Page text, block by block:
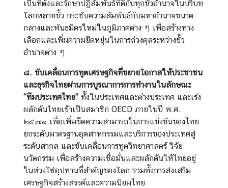
บ
า
ย
ก
า
ร
ต่
า
ง
ป
ร
ะ
เ
ท
ศ
เป็นที่ตั้งและรักษาปฏิสัมพันธ์ที่ดีกับทุกขั้วอำนาจในบริบท
โลกหลายขั้ว กระชับความสัมพันธ์กับมหาอำนาจขนาด
กลางและพันธมิตรใหม่ในภูมิภาคต่าง ๆ เพื่อสร้างทาง
เลือกและเพิ่มความยืดหยุ่นในการถ่วงดุลระหว่างขั้ว
อำนาจต่าง ๆ
๘. ขับเคลื่อนการทูตเศรษฐกิจที่ขยายโอกาสให้ประชาชน
และธุรกิจไทยผ่านการบูรณาการการทำงานในลักษณะ
“ทีมประเทศไทย” ทั้งในประเทศและต่างประเทศ และเร่ง
ผลักดันไทยเข้าเป็นสมาชิก OECD ภายในปี พ.ศ.
๒๕๗๑ เพื่อเพิ่มขีดความสามารถในการแข่งขันของไทย
ยกระดับมาตรฐานอุตสาหกรรมและบริการของประเทศสู่
ระดับสากล และขับเคลื่อนการทูตวิทยาศาสตร์ วิจัย
นวัตกรรม เพื่อสร้างความเชื่อมั่นและผลักดันให้ไทยอยู่
ในห่วงโซ่อุปทานที่สำคัญของโลก รวมทั้งการส่งเสริม
เศรษฐกิจสร้างสรรค์และความนิยมไทย